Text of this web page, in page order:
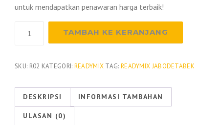
untuk mendapatkan penawaran harga terbaik!
Readymix
Per
M3
2026
TAMBAH KE KERANJANG
SKU: R02 KATEGORI: READYMIX TAG: READYMIX JABODETABEK
DESKRIPSI INFORMASI TAMBAHAN
ULASAN (0)